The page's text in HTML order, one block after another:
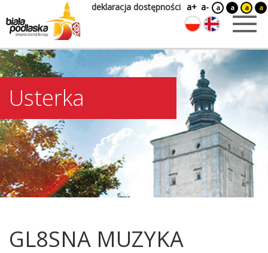
deklaracja dostępności a+ a- a a a a
Usterka
GL8SNA MUZYKA